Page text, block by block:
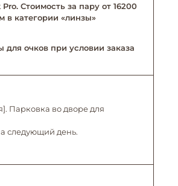
Стоимость за пару от 16200
в категории «линзы»
очков при условии заказа
Парковка во дворе для
следующий день.